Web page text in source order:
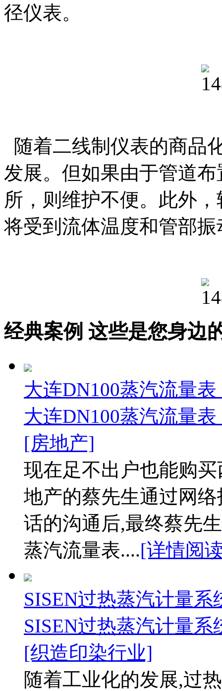
径仪表。
随着二线制仪表的商品
发展。但如果由于管道
所，则维护不便。此外
将受到流体温度和管部
经典案例 这些是您身边
大连DN100蒸汽流量
大连DN100蒸汽流量
[房地产]
现在足不出户也能购
地产的蔡先生通过网
话的沟通后,最终蔡先
蒸汽流量表....[详情阅
SISEN过热蒸汽计量
SISEN过热蒸汽计量
[织造印染行业]
随着工业化的发展,过